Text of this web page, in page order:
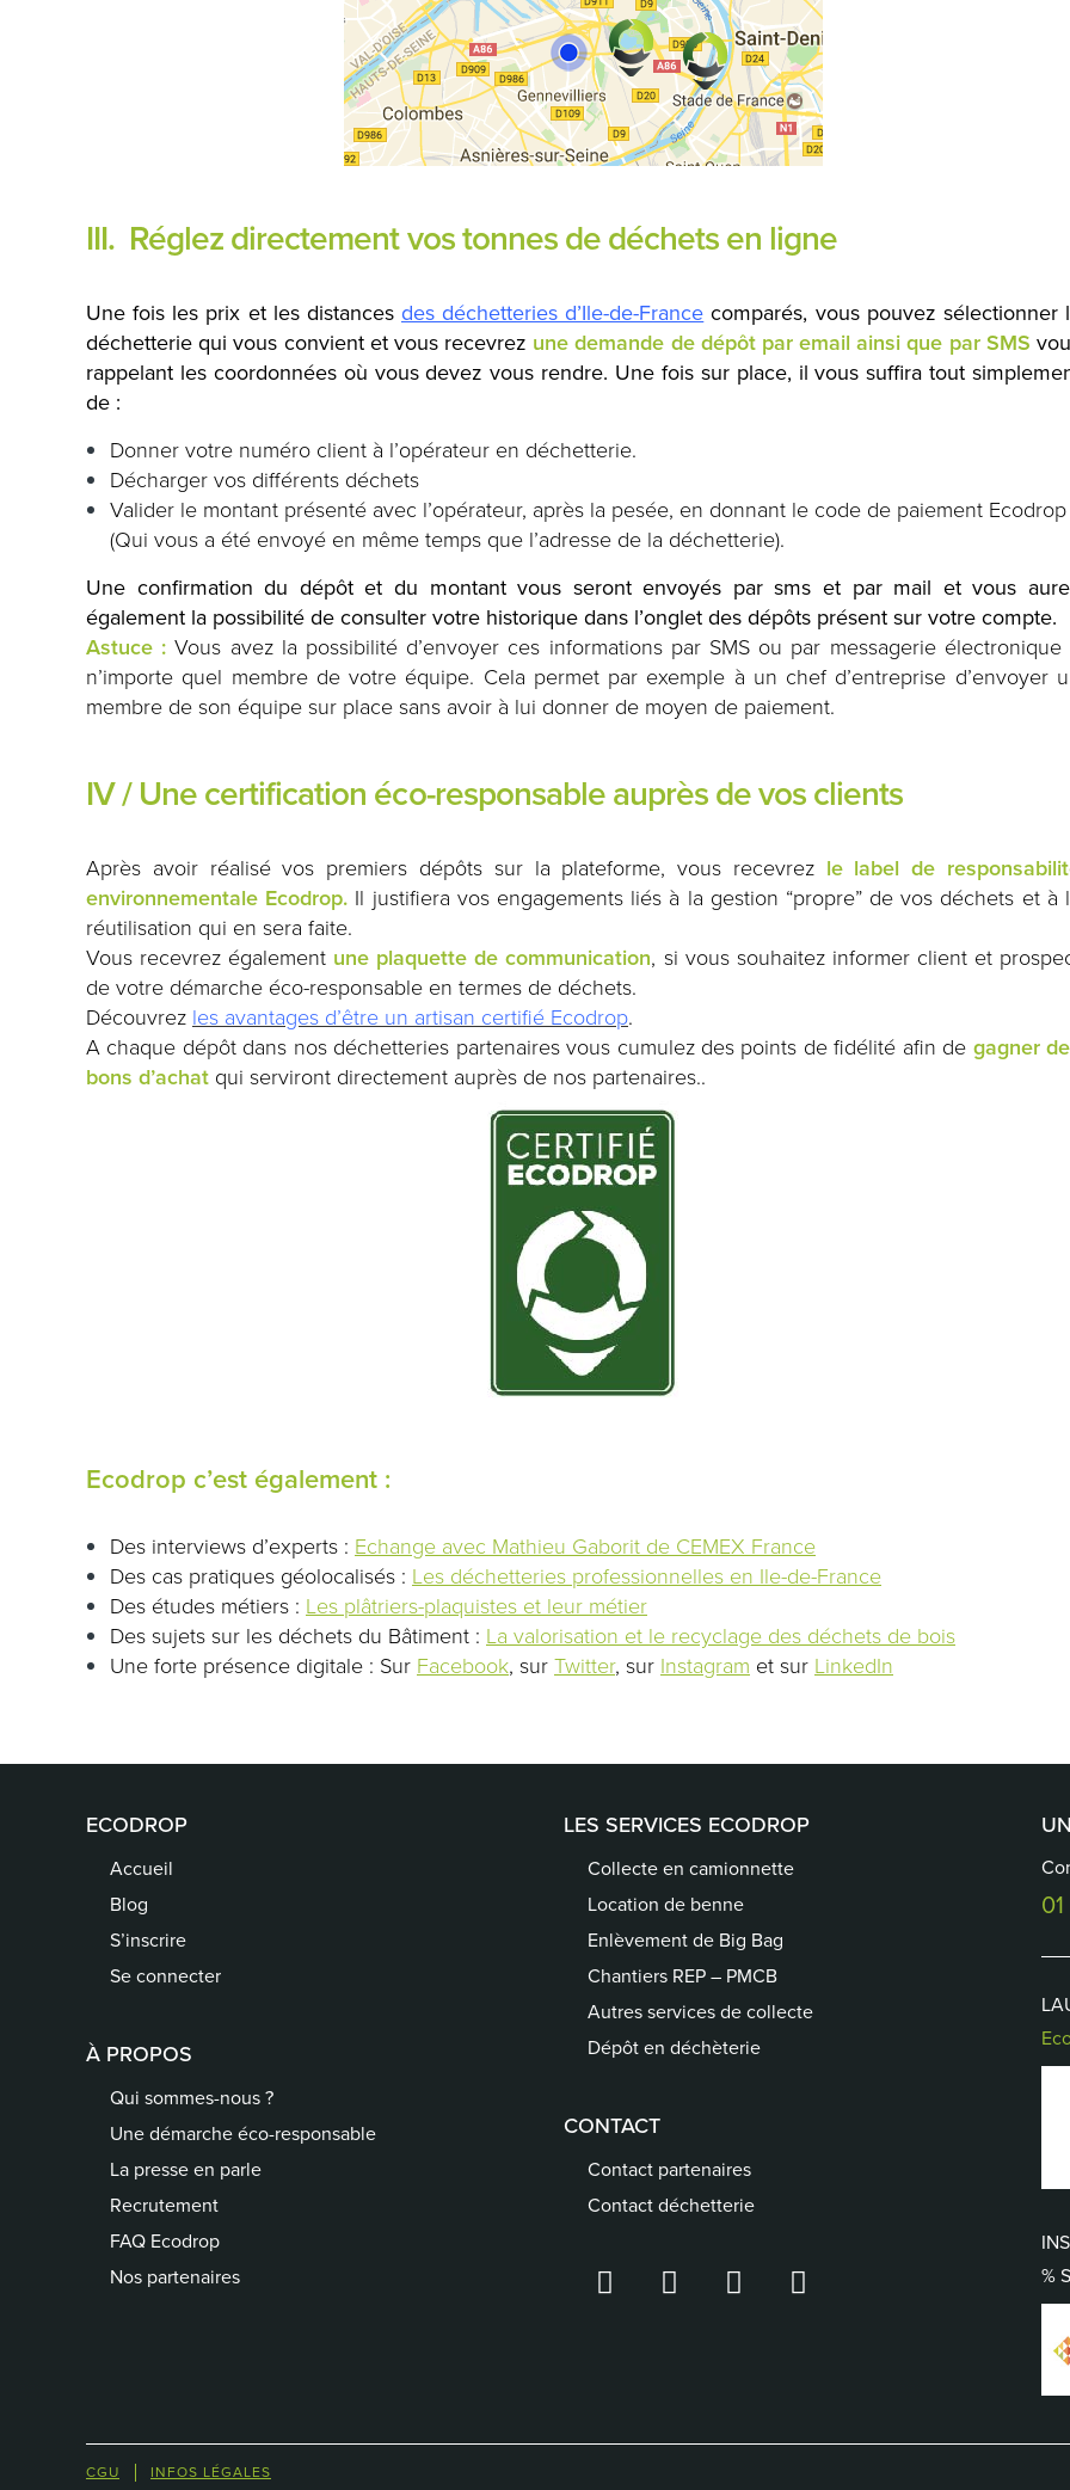
III. Réglez directement vos tonnes de déchets en ligne
Une fois les prix et les distances des déchetteries d’Ile-de-France comparés, vous pouvez sélectionner
déchetterie qui vous convient et vous recevrez une demande de dépôt par email ainsi que par SMS
rappelant les coordonnées où vous devez vous rendre. Une fois sur place, il vous suffira tout
de :
Donner votre numéro client à l’opérateur en déchetterie.
Décharger vos différents déchets
Valider le montant présenté avec l’opérateur, après la pesée, en donnant le code de paiement Ecodrop
(Qui vous a été envoyé en même temps que l’adresse de la déchetterie).
Une confirmation du dépôt et du montant vous seront envoyés par sms et par mail et vous
également la possibilité de consulter votre historique dans l’onglet des dépôts présent sur votre compte.
Astuce :Vous avez la possibilité d’envoyer ces informations par SMS ou par messagerie électronique
n’importe quel membre de votre équipe. Cela permet par exemple à un chef d’entreprise d’envoyer
membre de son équipe sur place sans avoir à lui donner de moyen de paiement.
IV / Une certification éco-responsable auprès de vos clients
Après avoir réalisé vos premiers dépôts sur la plateforme, vous recevrez le label de
environnementale Ecodrop. Il justifiera vos engagements liés à la gestion “propre” de vos déchets et à
réutilisation qui en sera faite.
Vous recevrez également une plaquette de communication, si vous souhaitez informer client et
de votre démarche éco-responsable en termes de déchets.
Découvrez les avantages d’être un artisan certifié Ecodrop.
A chaque dépôt dans nos déchetteries partenaires vous cumulez des points de fidélité afin de gagner
bons d’achat qui serviront directement auprès de nos partenaires..
Ecodrop c’est également :
Des interviews d’experts : Echange avec Mathieu Gaborit de CEMEX France
Des cas pratiques géolocalisés : Les déchetteries professionnelles en Ile-de-France
Des études métiers : Les plâtriers-plaquistes et leur métier
Des sujets sur les déchets du Bâtiment : La valorisation et le recyclage des déchets de bois
Une forte présence digitale : Sur Facebook, sur Twitter, sur Instagram et sur LinkedIn
ECODROP
Accueil
Blog
S’inscrire
Se connecter
À PROPOS
Qui sommes-nous ?
Une démarche éco-responsable
La presse en parle
Recrutement
FAQ Ecodrop
Nos partenaires
LES SERVICES ECODROP
Collecte en camionnette
Location de benne
Enlèvement de Big Bag
Chantiers REP – PMCB
Autres services de collecte
Dépôt en déchèterie
CONTACT
Contact partenaires
Contact déchetterie
%
CGU INFOS LÉGALES